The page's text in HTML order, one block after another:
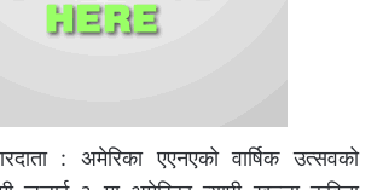
: अमेरिका एएनएको वार्षिक उत्सवको